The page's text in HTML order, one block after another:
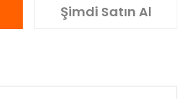
Şimdi Satın Al